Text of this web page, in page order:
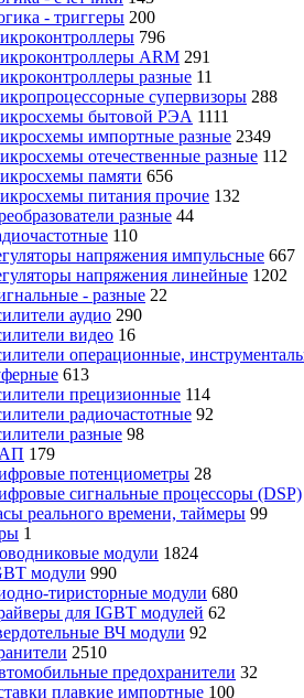
- триггеры 200
796
ARM 291
разные 11
супервизоры 288
бытовой РЭА 1111
импортные разные 2349
отечественные разные 112
памяти 656
питания прочие 132
разные 44
110
напряжения импульсные 667
напряжения линейные 1202
- разные 22
аудио 290
видео 16
операционные,
613
прецизионные 114
радиочастотные 92
разные 98
179
потенциометры 28
сигнальные процессоры (DSP)
реального времени, таймеры 99
1
модули 1824
модули 990
тиристорные модули 680
для IGBT модулей 62
ВЧ модули 92
2510
предохранители 32
плавкие импортные 100